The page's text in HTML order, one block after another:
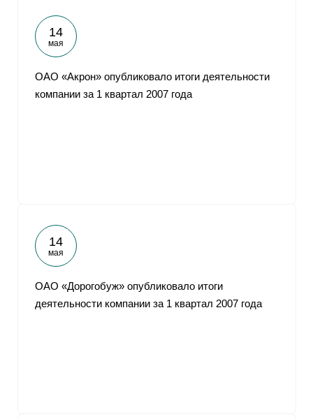
14
мая
ОАО «Акрон» опубликовало итоги деятельности
компании за 1 квартал 2007 года
14
мая
ОАО «Дорогобуж» опубликовало итоги
деятельности компании за 1 квартал 2007 года